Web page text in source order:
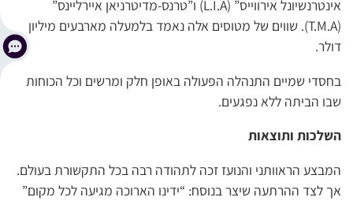
אינטרנשיונל אירווייס” (L.I.A) ו”טרנס-מדיטרניאן איירליינס”
(T.M.A). שווים של מטוסים אלה נאמד בלמעלה מארבעים מיליון
דולר.
בחסדי שמיים התנהלה הפעולה באופן חלק ומרשים וכל הכוחות
שבו הביתה ללא נפגעים.
השלכות ותוצאות
המבצע הראוותני והנועז זכה לתהודה רבה בכל התקשורת בעולם.
אך לצד ההרתעה שיצר בנוסח: “ידינו הארוכה מגיעה לכל מקום”